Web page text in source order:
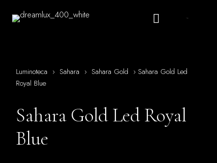
Luminoteca › Sahara › Sahara Gold › Sahara Gold Led
Royal Blue
Sahara Gold Led Royal
Blue